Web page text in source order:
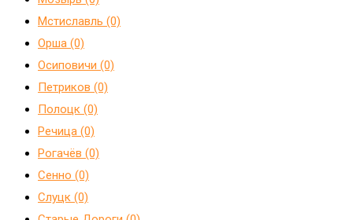
Мстиславль (0)
Орша (0)
Осиповичи (0)
Петриков (0)
Полоцк (0)
Речица (0)
Рогачёв (0)
Сенно (0)
Слуцк (0)